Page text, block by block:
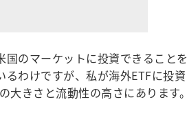
のマーケットに投資できることを
わけですが、私が海外ETFに投資
きさと流動性の高さにあります。